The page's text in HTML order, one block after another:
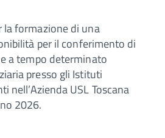
la formazione di una
per il conferimento di
a tempo determinato
presso gli Istituti
nell’Azienda USL Toscana
2026.